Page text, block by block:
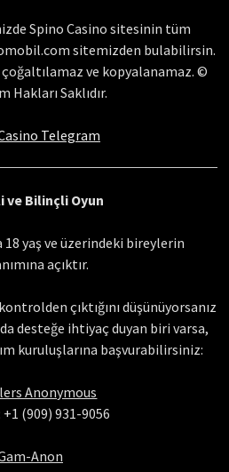
Spino Casino sitesinin tüm
sitemizden bulabilirsin.
ve kopyalanamaz. ©
Hakları Saklıdır.
Telegram
ve Bilinçli Oyun
yaş ve üzerindeki bireylerin
açıktır.
çıktığını düşünüyorsanız
desteğe ihtiyaç duyan biri varsa,
kuruluşlarına başvurabilirsiniz:
Anonymous
(909) 931-9056
Anon